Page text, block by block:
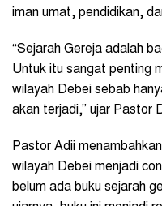
iman umat, pendidikan,
“Sejarah Gereja adalah
Untuk itu sangat penting
wilayah Debei sebab
akan terjadi,” ujar Pastor
Pastor Adii
wilayah Debei menjadi
belum ada buku sejarah